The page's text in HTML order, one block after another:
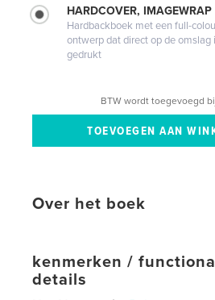
HARDCOVER, IMAGEWRAP
Hardbackboek met een full-
ontwerp dat direct op de omslag
gedrukt
BTW wordt toegevoegd
Over het boek
kenmerken /
details